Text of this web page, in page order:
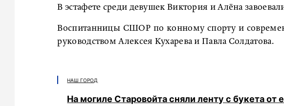
В эстафете среди девушек Виктория и Алёна
Воспитанницы СШОР по конному спорту и
руководством Алексея Кухарева и Павла Солдатова.
НАШ ГОРОД
На могиле Старовойта сняли ленту с букета от